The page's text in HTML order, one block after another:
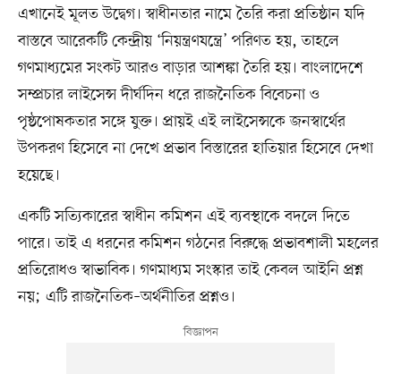
এখানেই মূলত উদ্বেগ। স্বাধীনতার নামে তৈরি করা প্রতিষ্ঠান যদি
বাস্তবে আরেকটি কেন্দ্রীয় ‘নিয়ন্ত্রণযন্ত্রে’ পরিণত হয়, তাহলে
গণমাধ্যমের সংকট আরও বাড়ার আশঙ্কা তৈরি হয়। বাংলাদেশে
সম্প্রচার লাইসেন্স দীর্ঘদিন ধরে রাজনৈতিক বিবেচনা ও
পৃষ্ঠপোষকতার সঙ্গে যুক্ত। প্রায়ই এই লাইসেন্সকে জনস্বার্থের
উপকরণ হিসেবে না দেখে প্রভাব বিস্তারের হাতিয়ার হিসেবে দেখা
হয়েছে।
একটি সত্যিকারের স্বাধীন কমিশন এই ব্যবস্থাকে বদলে দিতে
পারে। তাই এ ধরনের কমিশন গঠনের বিরুদ্ধে প্রভাবশালী মহলের
প্রতিরোধও স্বাভাবিক। গণমাধ্যম সংস্কার তাই কেবল আইনি প্রশ্ন
নয়; এটি রাজনৈতিক–অর্থনীতির প্রশ্নও।